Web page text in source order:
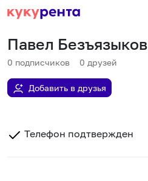
Павел Безъязыков
0 подписчиков 0 друзей
Добавить в друзья
Телефон подтвержден